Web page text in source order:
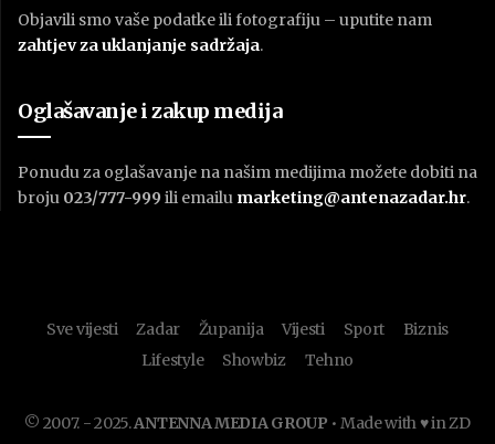
Objavili smo vaše podatke ili fotografiju – uputite nam
zahtjev za uklanjanje sadržaja.
Oglašavanje i zakup medija
Ponudu za oglašavanje na našim medijima možete dobiti na
broju 023/777-999 ili emailu marketing@antenazadar.hr.
Sve vijesti Zadar Županija Vijesti Sport
Biznis
Lifestyle
Showbiz Tehno
© 2007. - 2025.ANTENNA MEDIA GROUP • Made with ♥ in ZD